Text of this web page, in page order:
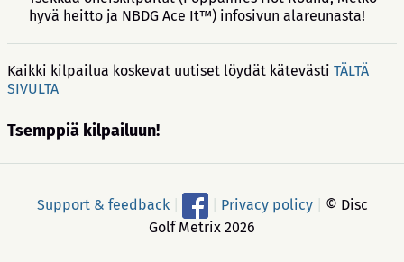
hyvä heitto ja NBDG Ace It™) infosivun alareunasta!
Kaikki kilpailua koskevat uutiset löydät kätevästi TÄLTÄ
SIVULTA
Tsemppiä kilpailuun!
Support & feedback Privacy policy
© Disc
Golf Metrix 2026